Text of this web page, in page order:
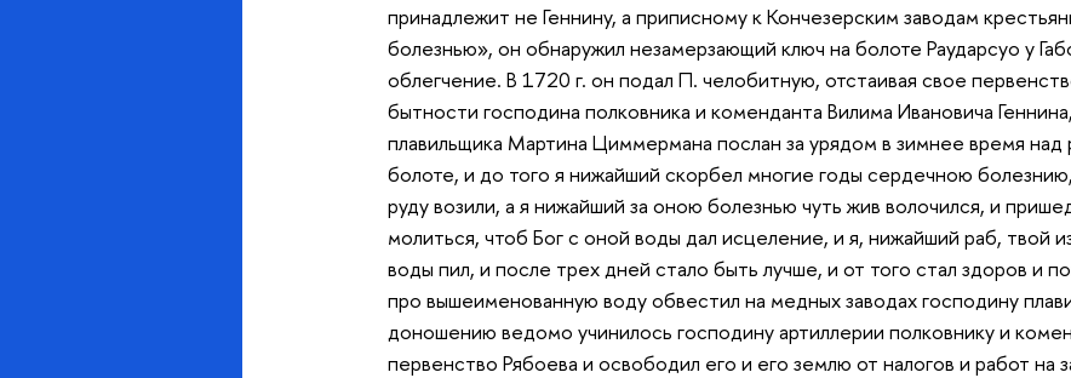
принадлежит не Геннину, а приписному к Кончезерским заводам
болезнью», он обнаружил незамерзающий ключ на болоте Раударсуо у
облегчение. В 1720 г. он подал П. челобитную, отстаивая свое
бытности господина полковника и коменданта Вилима Ивановича
плавильщика Мартина Циммермана послан за урядом в зимнее время над
болоте, и до того я нижайший скорбел многие годы сердечною
руду возили, а я нижайший за оною болезнью чуть жив волочился, и
молиться, чтоб Бог с оной воды дал исце­ление, и я, нижайший раб, твой
воды пил, и после трех дней стало быть лучше, и от того стал здоров и
про вышеименованную воду обвестил на медных заводах господину
доношению ведомо учинилось господину артиллерии полковнику и
первенство Рябоева и освободил его и его землю от налогов и работ